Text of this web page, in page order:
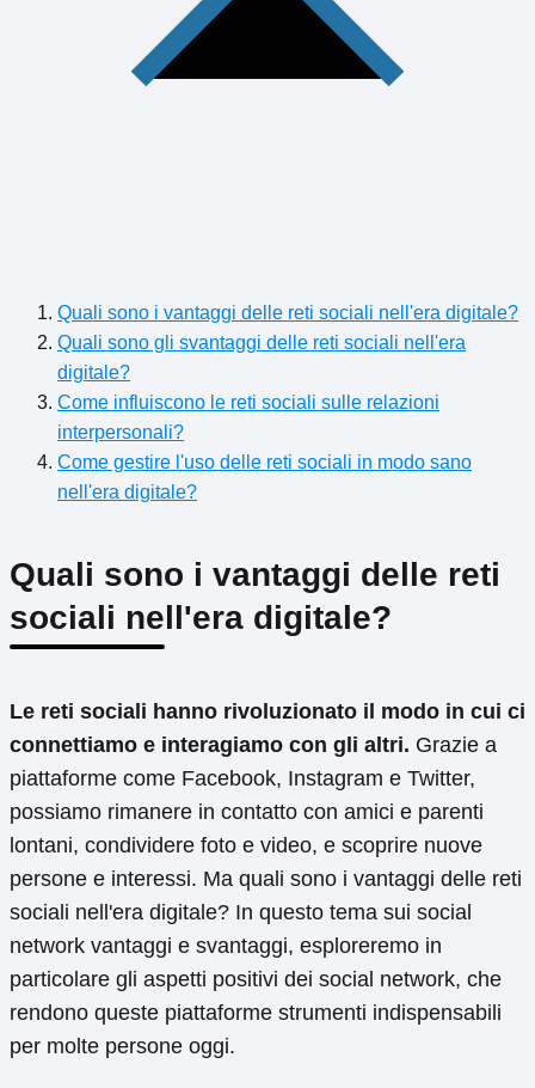
Quali sono i vantaggi delle reti sociali nell'era digitale?
Quali sono gli svantaggi delle reti sociali nell'era
digitale?
Come influiscono le reti sociali sulle relazioni
interpersonali?
Come gestire l'uso delle reti sociali in modo sano
nell'era digitale?
Quali sono i vantaggi delle reti
sociali nell'era digitale?
Le reti sociali hanno rivoluzionato il modo in cui ci
connettiamo e interagiamo con gli altri. Grazie a
piattaforme come Facebook, Instagram e Twitter,
possiamo rimanere in contatto con amici e parenti
lontani, condividere foto e video, e scoprire nuove
persone e interessi. Ma quali sono i vantaggi delle reti
sociali nell'era digitale? In questo tema sui social
network vantaggi e svantaggi, esploreremo in
particolare gli aspetti positivi dei social network, che
rendono queste piattaforme strumenti indispensabili
per molte persone oggi.